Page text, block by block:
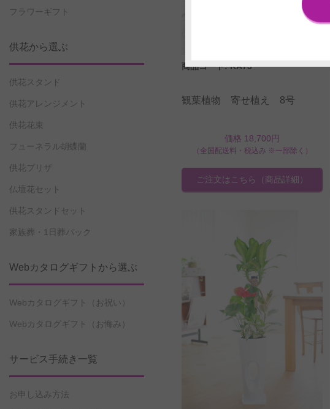
商品コード: KA73
観葉植物 寄せ植え 8号
価格 18,700円
（全国配送料・税込み ※一部除く）
ご注文はこちら （商品詳細）
フラワーギフト
供花から選ぶ
供花スタンド
供花アレンジメント
供花花束
フューネラル胡蝶蘭
供花プリザ
仏壇花セット
供花スタンドセット
家族葬・1日葬パック
Webカタログギフトから選ぶ
Webカタログギフト（お祝い）
Webカタログギフト（お悔み）
サービス手続き一覧
お申し込み方法